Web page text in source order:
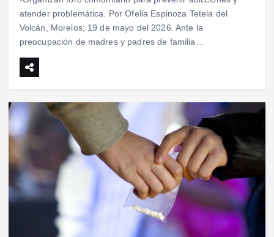
atender problemática. Por Ofelia Espinoza Tetela del
Volcán, Morelos; 19 de mayo del 2026. Ante la
preocupación de madres y padres de familia…